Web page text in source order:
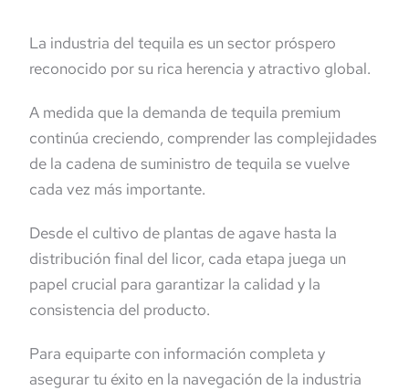
La industria del tequila es un sector próspero
reconocido por su rica herencia y atractivo global.
A medida que la demanda de tequila premium
continúa creciendo, comprender las complejidades
de la cadena de suministro de tequila se vuelve
cada vez más importante.
Desde el cultivo de plantas de agave hasta la
distribución final del licor, cada etapa juega un
papel crucial para garantizar la calidad y la
consistencia del producto.
Para equiparte con información completa y
asegurar tu éxito en la navegación de la industria